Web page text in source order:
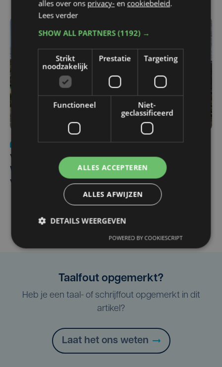
Nieuws
wo 5 augustus | 11:57
Vier Oostendse gynaecologen versterken dienst in AZ
West, dat ook een nieuwe voltijdse gynaecoloog
verwelkomt
Taalfout opgemerkt?
Heb je een taal- of schrijffout opgemerkt in dit
artikel?
Laat het ons weten
alles over ons privacy- en cookiebeleid.
Lees verder
SHOW ALL PARTNERS(1192) →
Strikt
noodzakelijk
Prestatie Targeting
Functioneel
Niet-
geclassificeerd
ALLES ACCEPTEREN
ALLES AFWIJZEN
DETAILS WEERGEVEN
POWERED BY COOKIESCRIPT